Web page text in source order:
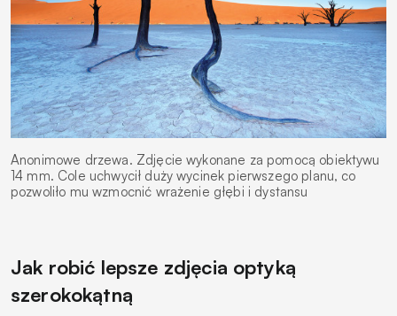
Anonimowe drzewa. Zdjęcie wykonane za pomocą obiektywu
14 mm. Cole uchwycił duży wycinek pierwszego planu, co
pozwoliło mu wzmocnić wrażenie głębi i dystansu
Jak robić lepsze zdjęcia optyką
szerokokątną